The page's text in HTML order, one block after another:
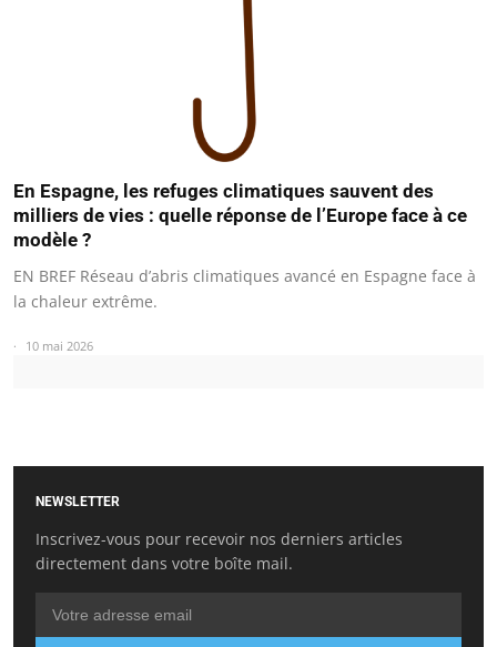
En Espagne, les refuges climatiques sauvent des
milliers de vies : quelle réponse de l’Europe face à ce
modèle ?
EN BREF Réseau d’abris climatiques avancé en Espagne face à
la chaleur extrême.
10 mai 2026
NEWSLETTER
Inscrivez-vous pour recevoir nos derniers articles
directement dans votre boîte mail.